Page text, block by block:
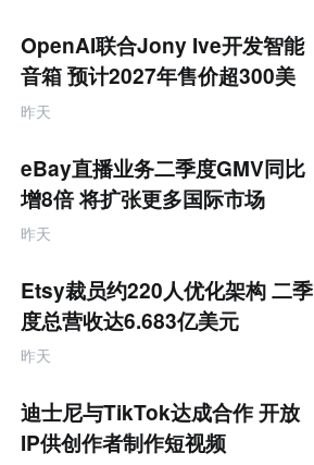
OpenAI联合Jony Ive开发智能
音箱 预计2027年售价超300美
元
昨天
eBay直播业务二季度GMV同比
增8倍 将扩张更多国际市场
昨天
Etsy裁员约220人优化架构 二季
度总营收达6.683亿美元
昨天
迪士尼与TikTok达成合作 开放
IP供创作者制作短视频